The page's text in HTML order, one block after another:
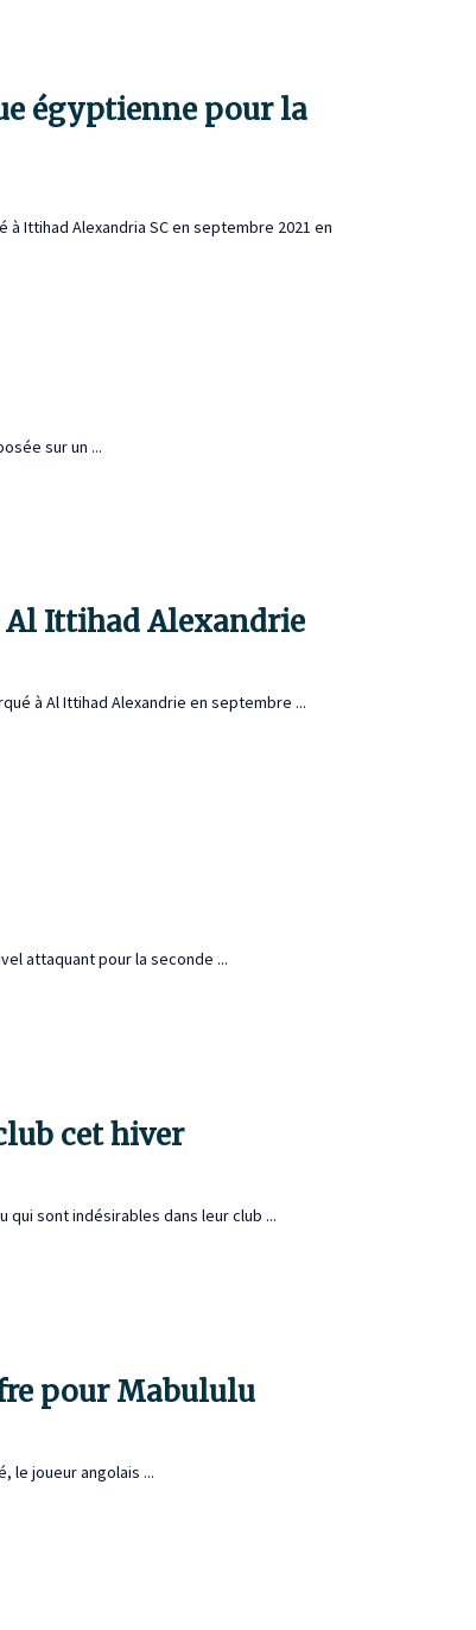
égyptienne pour la
Ittihad Alexandria SC en septembre 2021 en
sur un ...
Al Ittihad Alexandrie
à Al Ittihad Alexandrie en septembre ...
attaquant pour la seconde ...
cet hiver
sont indésirables dans leur club ...
pour Mabululu
le joueur angolais ...